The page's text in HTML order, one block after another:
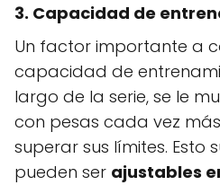
3. Capacidad de
Un factor importante a
capacidad de
largo de la serie, se le
con pesas cada vez
superar sus límites. Esto
pueden ser ajustables